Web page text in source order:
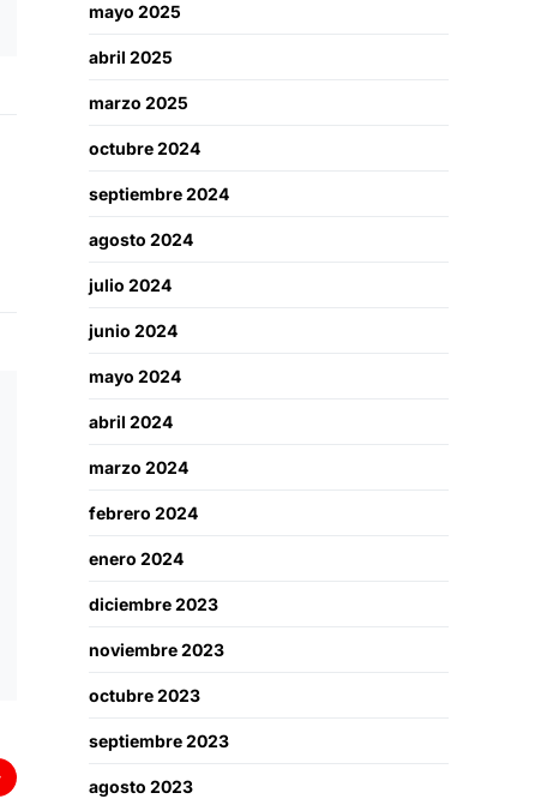
mayo 2025
abril 2025
marzo 2025
octubre 2024
septiembre 2024
agosto 2024
julio 2024
junio 2024
mayo 2024
abril 2024
marzo 2024
febrero 2024
enero 2024
diciembre 2023
noviembre 2023
octubre 2023
septiembre 2023
agosto 2023